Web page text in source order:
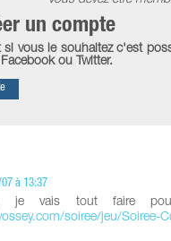
un compte
vous le souhaitez c'est
ou Twitter.
07 à 13:37
je vais tout faire
soiree/jeu/Soiree-